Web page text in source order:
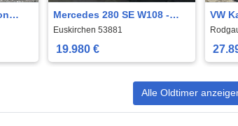
Mercedes 280 SE W108 -
OLDTIMER
Euskirchen 53881
19.980 €
VW
Alle Oldtimer